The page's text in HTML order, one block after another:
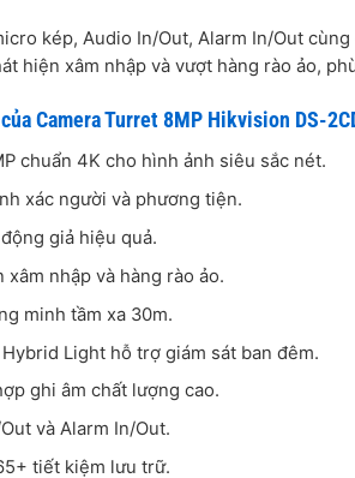
kép, Audio In/Out, Alarm In/Out
hiện xâm nhập và vượt hàng rào ảo,
Camera Turret 8MP Hikvision DS-
chuẩn 4K cho hình ảnh siêu sắc nét.
xác người và phương tiện.
giả hiệu quả.
xâm nhập và hàng rào ảo.
minh tầm xa 30m.
Light hỗ trợ giám sát ban đêm.
ghi âm chất lượng cao.
và Alarm In/Out.
tiết kiệm lưu trữ.